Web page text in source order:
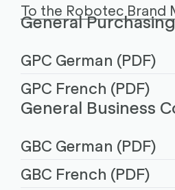
To the Robotec Brand
General
GPC German (PDF)
GPC French (PDF)
General Business
GBC German (PDF)
GBC French (PDF)